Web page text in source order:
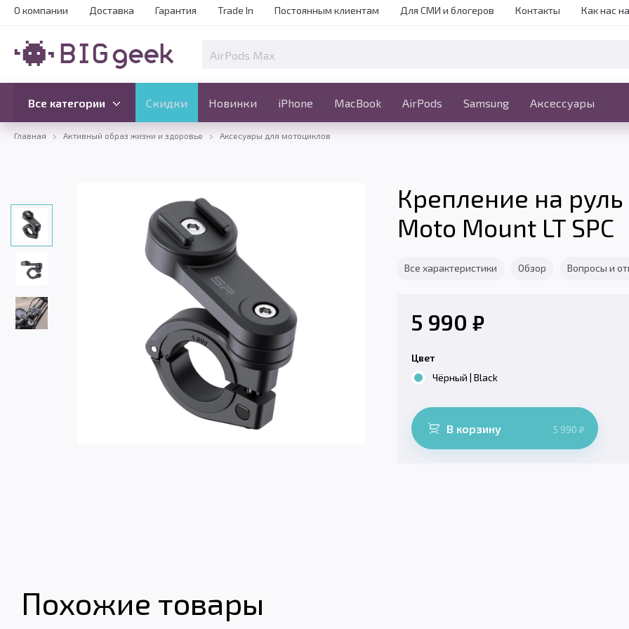
О компании Доставка Гарантия Trade In Постоянным клиентам Для СМИ и блогеров Контакты Как нас
Все категории Скидки Новинки iPhone MacBook AirPods Samsung Аксессуары
Скидки Новинки iPhone MacBook
Все категории Ещё
Главная Активный образ жизни и здоровье Аксесуары для мотоциклов
Крепление на
Moto Mount LT SPC
Все характеристики Обзор Вопросы и
5 990 ₽
Цвет
Чёрный | Black
В корзину 5 990 ₽
Похожие товары